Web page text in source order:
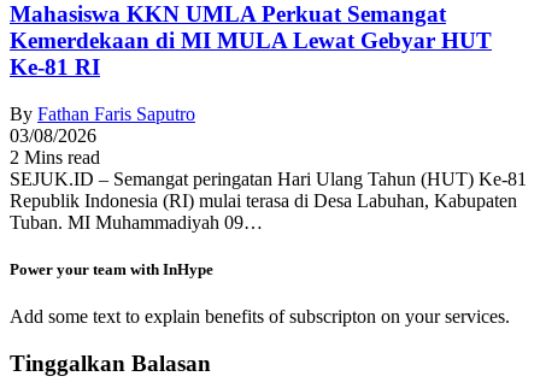
Mahasiswa KKN UMLA Perkuat Semangat
Kemerdekaan di MI MULA Lewat Gebyar HUT
Ke-81 RI
By Fathan Faris Saputro
03/08/2026
2 Mins read
SEJUK.ID – Semangat peringatan Hari Ulang Tahun (HUT) Ke-81
Republik Indonesia (RI) mulai terasa di Desa Labuhan, Kabupaten
Tuban. MI Muhammadiyah 09…
Power your team with InHype
Add some text to explain benefits of subscripton on your services.
Tinggalkan Balasan